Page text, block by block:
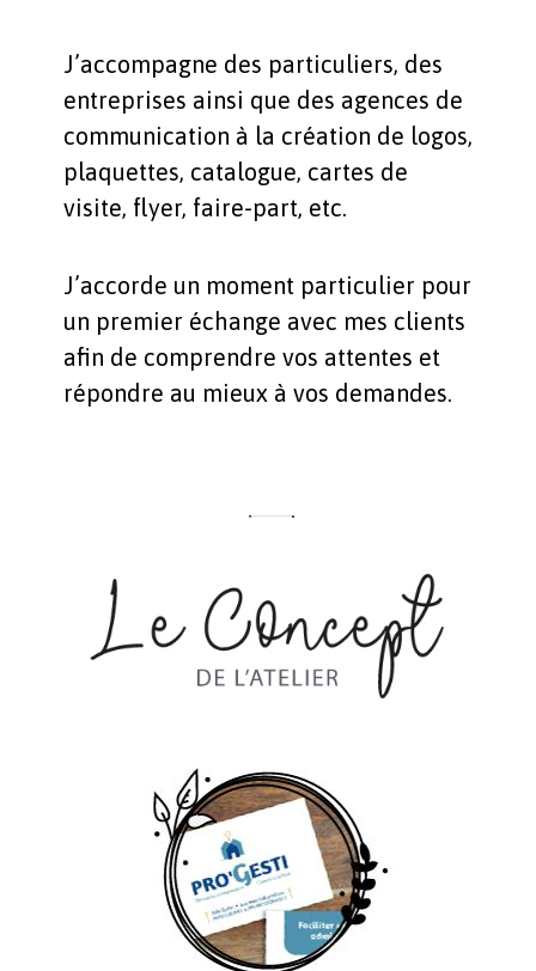
J’accompagne des particuliers, des
entreprises ainsi que des agences de
communication à la création de logos,
plaquettes, catalogue, cartes de
visite, flyer, faire-part, etc.
J’accorde un moment particulier pour
un premier échange avec mes clients
afin de comprendre vos attentes et
répondre au mieux à vos demandes.